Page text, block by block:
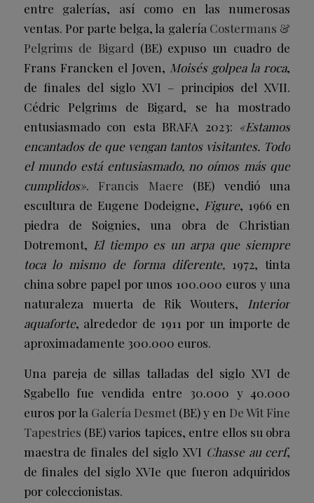
entre galerías, así como en las numerosas
ventas. Por parte belga, la galería Costermans &
Pelgrims de Bigard (BE) expuso un cuadro de
Frans Francken el Joven, Moisés golpea la roca,
de finales del siglo XVI – principios del XVII.
Cédric Pelgrims de Bigard, se ha mostrado
entusiasmado con esta BRAFA 2023: «Estamos
encantados de que vengan tantos visitantes. Todo
el mundo está entusiasmado, no oímos más que
cumplidos». Francis Maere (BE) vendió una
escultura de Eugene Dodeigne, Figure, 1966 en
piedra de Soignies, una obra de Christian
Dotremont, El tiempo es un arpa que siempre
toca lo mismo de forma diferente, 1972, tinta
china sobre papel por unos 100.000 euros y una
naturaleza muerta de Rik Wouters, Interior
aquaforte, alrededor de 1911 por un importe de
aproximadamente 300.000 euros.
Una pareja de sillas talladas del siglo XVI de
Sgabello fue vendida entre 30.000 y 40.000
euros por la Galería Desmet(BE) y en De Wit Fine
Tapestries (BE) varios tapices, entre ellos su obra
maestra de finales del siglo XVI Chasse au cerf,
de finales del siglo XVIe que fueron adquiridos
por coleccionistas.